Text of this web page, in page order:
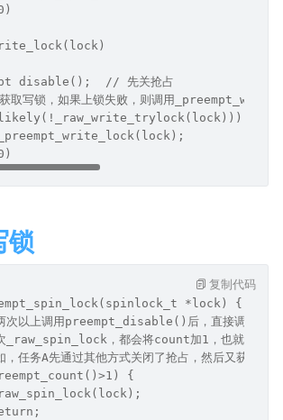
取写锁，如果上锁失败，则调用
锁
*lock) {
以上调用preempt_disable()后，直接调用
，都会将count加1，也就是发生
任务A先通过其他方式关闭了抢占，然后又获取了
{
复制代码